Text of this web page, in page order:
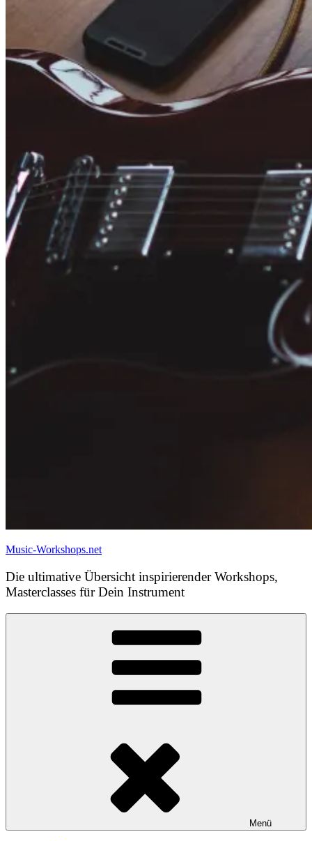
Music-Workshops.net
Die ultimative Übersicht inspirierender Workshops,
Masterclasses für Dein Instrument
Menü